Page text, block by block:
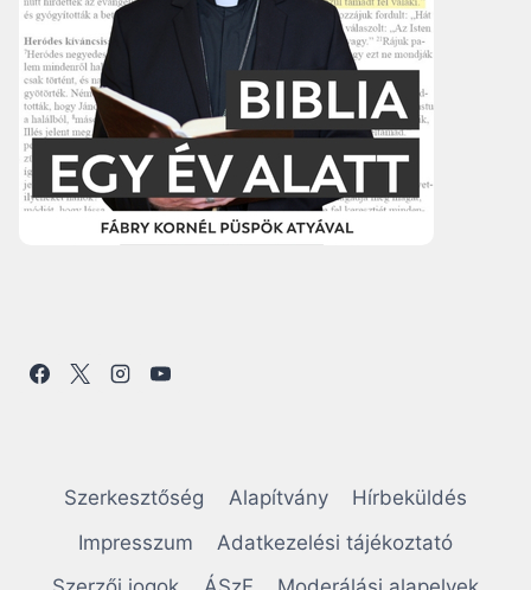
Szerkesztőség Alapítvány
Hírbeküldés
Impresszum
Adatkezelési tájékoztató